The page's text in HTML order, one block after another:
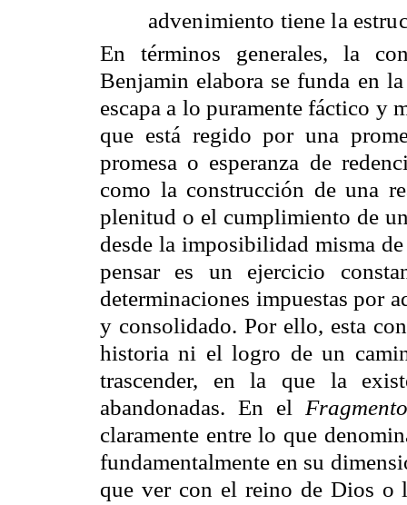
advenimiento tiene la
En términos generales, la
Benjamin elabora se funda en
escapa a lo puramente fáctico y
que está regido por una
promesa o esperanza de
como la construcción de una
plenitud o el cumplimiento de
desde la imposibilidad misma
pensar es un ejercicio
determinaciones impuestas por
y consolidado. Por ello, esta
historia ni el logro de un
trascender, en la que la
abandonadas. En el
claramente entre lo que
fundamentalmente en su
que ver con el reino de Dios